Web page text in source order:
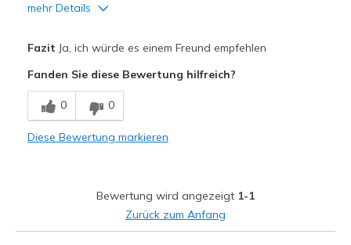
mehr Details
Bequem
Hübsch
Geeignete Verwendung
Freizeitkleidung
Fazit Ja, ich würde es einem Freund empfehlen
Fanden Sie diese Bewertung hilfreich?
0 0
Diese Bewertung markieren
Bewertung wird angezeigt 1-1
Zurück zum Anfang